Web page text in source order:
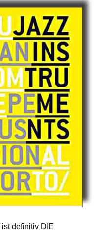
definitiv DIE